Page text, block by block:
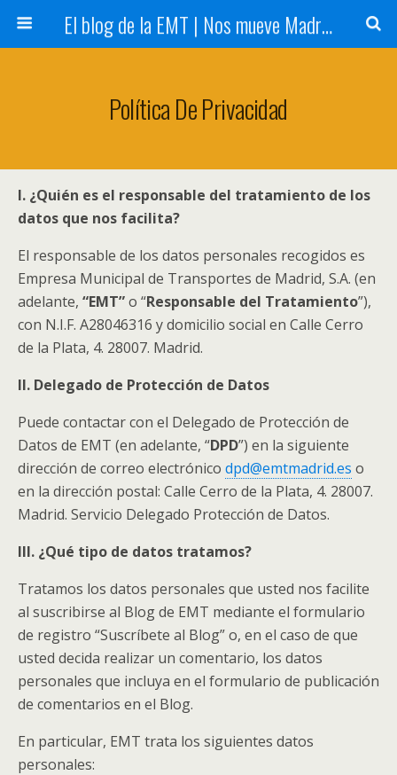
El blog de la EMT | Nos mueve Madrid
Política De Privacidad
I. ¿Quién es el responsable del tratamiento de los
datos que nos facilita?
El responsable de los datos personales recogidos es
Empresa Municipal de Transportes de Madrid, S.A. (en
adelante, “EMT”o “Responsable del Tratamiento”),
con N.I.F. A28046316 y domicilio social en Calle Cerro
de la Plata, 4. 28007. Madrid.
II. Delegado de Protección de Datos
Puede contactar con el Delegado de Protección de
Datos de EMT (en adelante, “DPD”) en la siguiente
dirección de correo electrónico dpd@emtmadrid.es o
en la dirección postal: Calle Cerro de la Plata, 4. 28007.
Madrid. Servicio Delegado Protección de Datos.
III. ¿Qué tipo de datos tratamos?
Tratamos los datos personales que usted nos facilite
al suscribirse al Blog de EMT mediante el formulario
de registro “Suscríbete al Blog” o, en el caso de que
usted decida realizar un comentario, los datos
personales que incluya en el formulario de publicación
de comentarios en el Blog.
En particular, EMT trata los siguientes datos
personales: